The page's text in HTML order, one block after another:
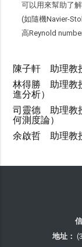
可以用來幫助了
(如隨機Navier-
高Reynold
陳子軒 助理教
林得勝 助理教
進分析）
司靈德 助理教
何測度論）
余啟哲 助理教
地址：